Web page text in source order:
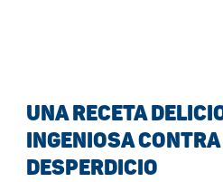
UNA RECETA
INGENIOSA CONTRA
DESPERDICIO